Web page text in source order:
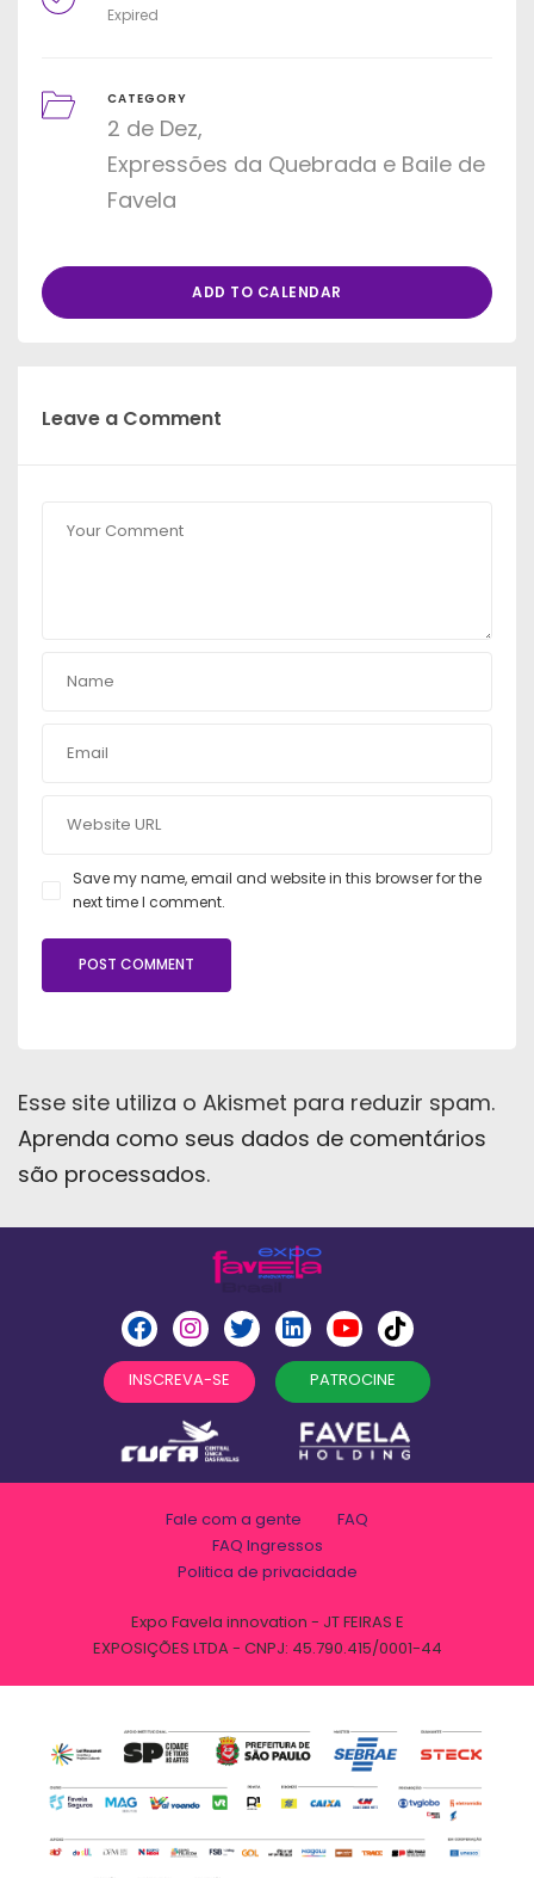
Expired
CATEGORY
2 de Dez
Expressões da Quebrada e Baile de
Favela
ADD TO CALENDAR
Leave a Comment
Save my name, email and website in this browser for the
next time I comment.
Esse site utiliza o Akismet para reduzir spam.
Aprenda como seus dados de comentários
são processados.
INSCREVA-SE PATROCINE
Fale com a gente
FAQ
FAQ Ingressos
Politica de privacidade
Expo Favela innovation - JT FEIRAS E
EXPOSIÇÕES LTDA - CNPJ: 45.790.415/0001-44